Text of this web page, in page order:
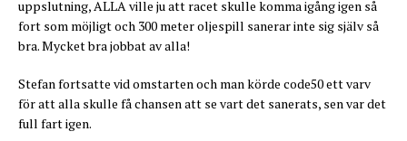
uppslutning, ALLA ville ju att racet skulle komma igång igen så
fort som möjligt och 300 meter oljespill sanerar inte sig själv så
bra. Mycket bra jobbat av alla!
Stefan fortsatte vid omstarten och man körde code50 ett varv
för att alla skulle få chansen att se vart det sanerats, sen var det
full fart igen.